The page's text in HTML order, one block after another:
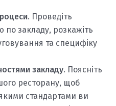
. Проведіть
по закладу, розкажіть
та специфіку
закладу. Поясніть
ресторану, щоб
стандартами ви